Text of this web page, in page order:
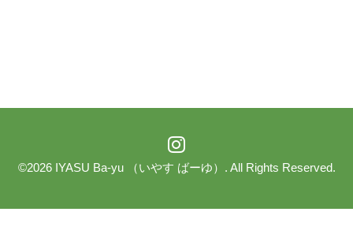
©2026 IYASU Ba-yu （いやす ばーゆ） . All Rights Reserved.